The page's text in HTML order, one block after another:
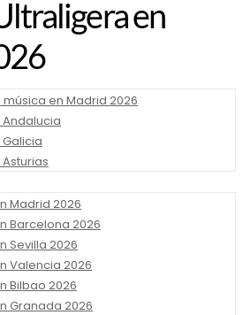
en Madrid 2026
Andalucia
Madrid 2026
Barcelona 2026
Sevilla 2026
Valencia 2026
Bilbao 2026
Granada 2026
en